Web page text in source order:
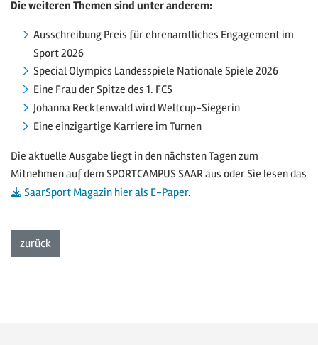
Die weiteren Themen sind unter anderem:
Ausschreibung Preis für ehrenamtliches Engagement im
Sport 2026
Special Olympics Landesspiele Nationale Spiele 2026
Eine Frau der Spitze des 1. FCS
Johanna Recktenwald wird Weltcup-Siegerin
Eine einzigartige Karriere im Turnen
Die aktuelle Ausgabe liegt in den nächsten Tagen zum
Mitnehmen auf dem SPORTCAMPUS SAAR aus oder Sie lesen das
SaarSport Magazin hier als E-Paper.
zurückzur Listenansicht